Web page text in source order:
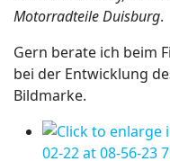
Motorradteile Duisburg.
Gern berate ich beim
bei der Entwicklung
Bildmarke.